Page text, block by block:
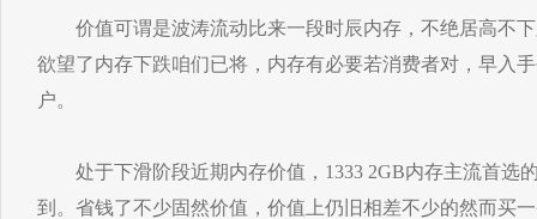
价值可谓是波涛流动比来一段时辰内存，不绝居高不下
欲望了内存下跌咱们已将，内存有必要若消费者对，早入
户。
处于下滑阶段近期内存价值，1333 2GB内存主流首选
到。省钱了不少固然价值，价值上仍旧相差不少的然而买